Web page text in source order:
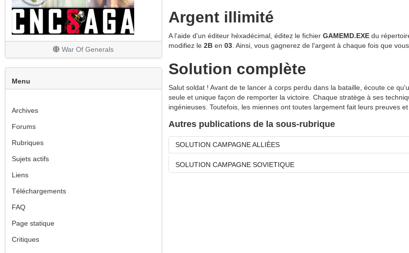
Le site est en travaux
War Of Generals
Menu
Archives
Forums
Rubriques
Sujets actifs
Liens
Téléchargements
FAQ
Page statique
Critiques
Argent illimité
A l'aide d'un éditeur héxadécimal, éditez le fichierGAMEMD.EXE du
modifiez le2B en03 . Ainsi, vous gagnerez de l'argent à chaque fois que
Solution complète
Salut soldat ! Avant de te lancer à corps perdu dans la bataille, écoute ce
seule et unique façon de remporter la victoire. Chaque stratège à ses
ingénieuses. Toutefois, les miennes ont toutes largement fait leurs preuves
Autres publications de la sous-rubrique
SOLUTION CAMPAGNE ALLIÈES
SOLUTION CAMPAGNE SOVIETIQUE